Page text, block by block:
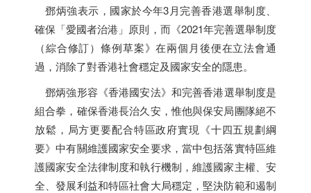
鄧炳強表示，國家於今年3月完善香港選舉制度、
確保「愛國者治港」原則，而《2021年完善選舉制度
（綜合修訂）條例草案》在兩個月後便在立法會通
過，消除了對香港社會穩定及國家安全的隱患。
鄧炳強形容《香港國安法》和完善香港選舉制度是
組合拳，確保香港長治久安，惟他與保安局團隊絕不
放鬆，局方更要配合特區政府實現《十四五規劃綱
要》中有關維護國家安全要求，當中包括落實特區維
護國家安全法律制度和執行機制，維護國家主權、安
全、發展利益和特區社會大局穩定，堅決防範和遏制